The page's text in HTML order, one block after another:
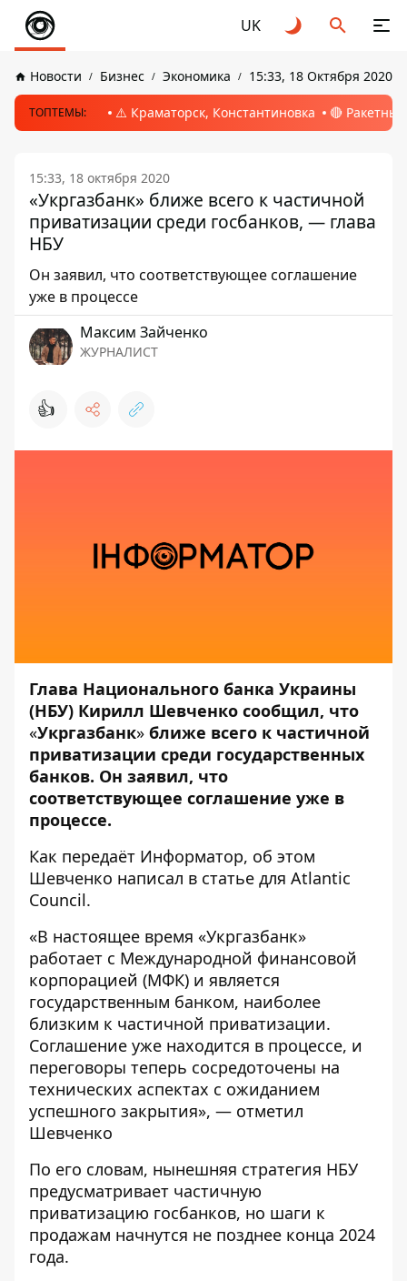
UK
Новости Бизнес Экономика 15:33, 18 Октября 2020
ТОПТЕМЫ: ⚠️ Краматорск, Константиновка 🔴
15:33, 18 октября 2020
«Укргазбанк» ближе всего к частичной
приватизации среди госбанков, — глава
НБУ
Он заявил, что соответствующее соглашение
уже в процессе
Максим Зайченко
ЖУРНАЛИСТ
👍
Глава Национального банка Украины
(НБУ) Кирилл Шевченко сообщил, что
«Укргазбанк» ближе всего к частичной
приватизации среди государственных
банков. Он заявил, что
соответствующее соглашение уже в
процессе.
Как передаёт Информатор, об этом
Шевченко написал в статье для Atlantic
Council.
«В настоящее время «Укргазбанк»
работает с Международной финансовой
корпорацией (МФК) и является
государственным банком, наиболее
близким к частичной приватизации.
Соглашение уже находится в процессе, и
переговоры теперь сосредоточены на
технических аспектах с ожиданием
успешного закрытия», — отметил
Шевченко
По его словам, нынешняя стратегия НБУ
предусматривает частичную
приватизацию госбанков, но шаги к
продажам начнутся не позднее конца 2024
года.